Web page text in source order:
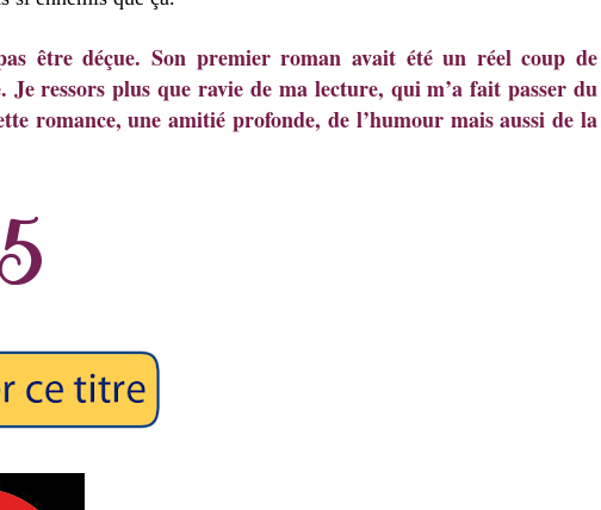
être déçue. Son premier roman avait été un réel coup de
ressors plus que ravie de ma lecture, qui m’a fait passer du
romance, une amitié profonde, de l’humour mais aussi de la